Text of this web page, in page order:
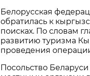
Белорусская
обратилась к
поисках. По словам
развитию туризма
проведения
Посольство